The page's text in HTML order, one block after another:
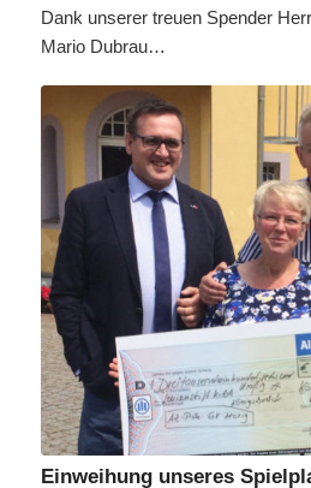
Dank unserer treuen Spender
Mario Dubrau…
Einweihung unseres